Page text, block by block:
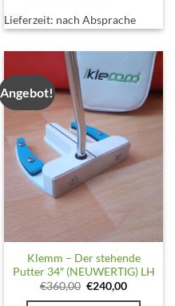
Lieferzeit: nach Absprache
Angebot!
Klemm – Der stehende
Putter 34″ (NEUWERTIG) LH
€360,00 Ursprünglicher
€240,00Aktueller